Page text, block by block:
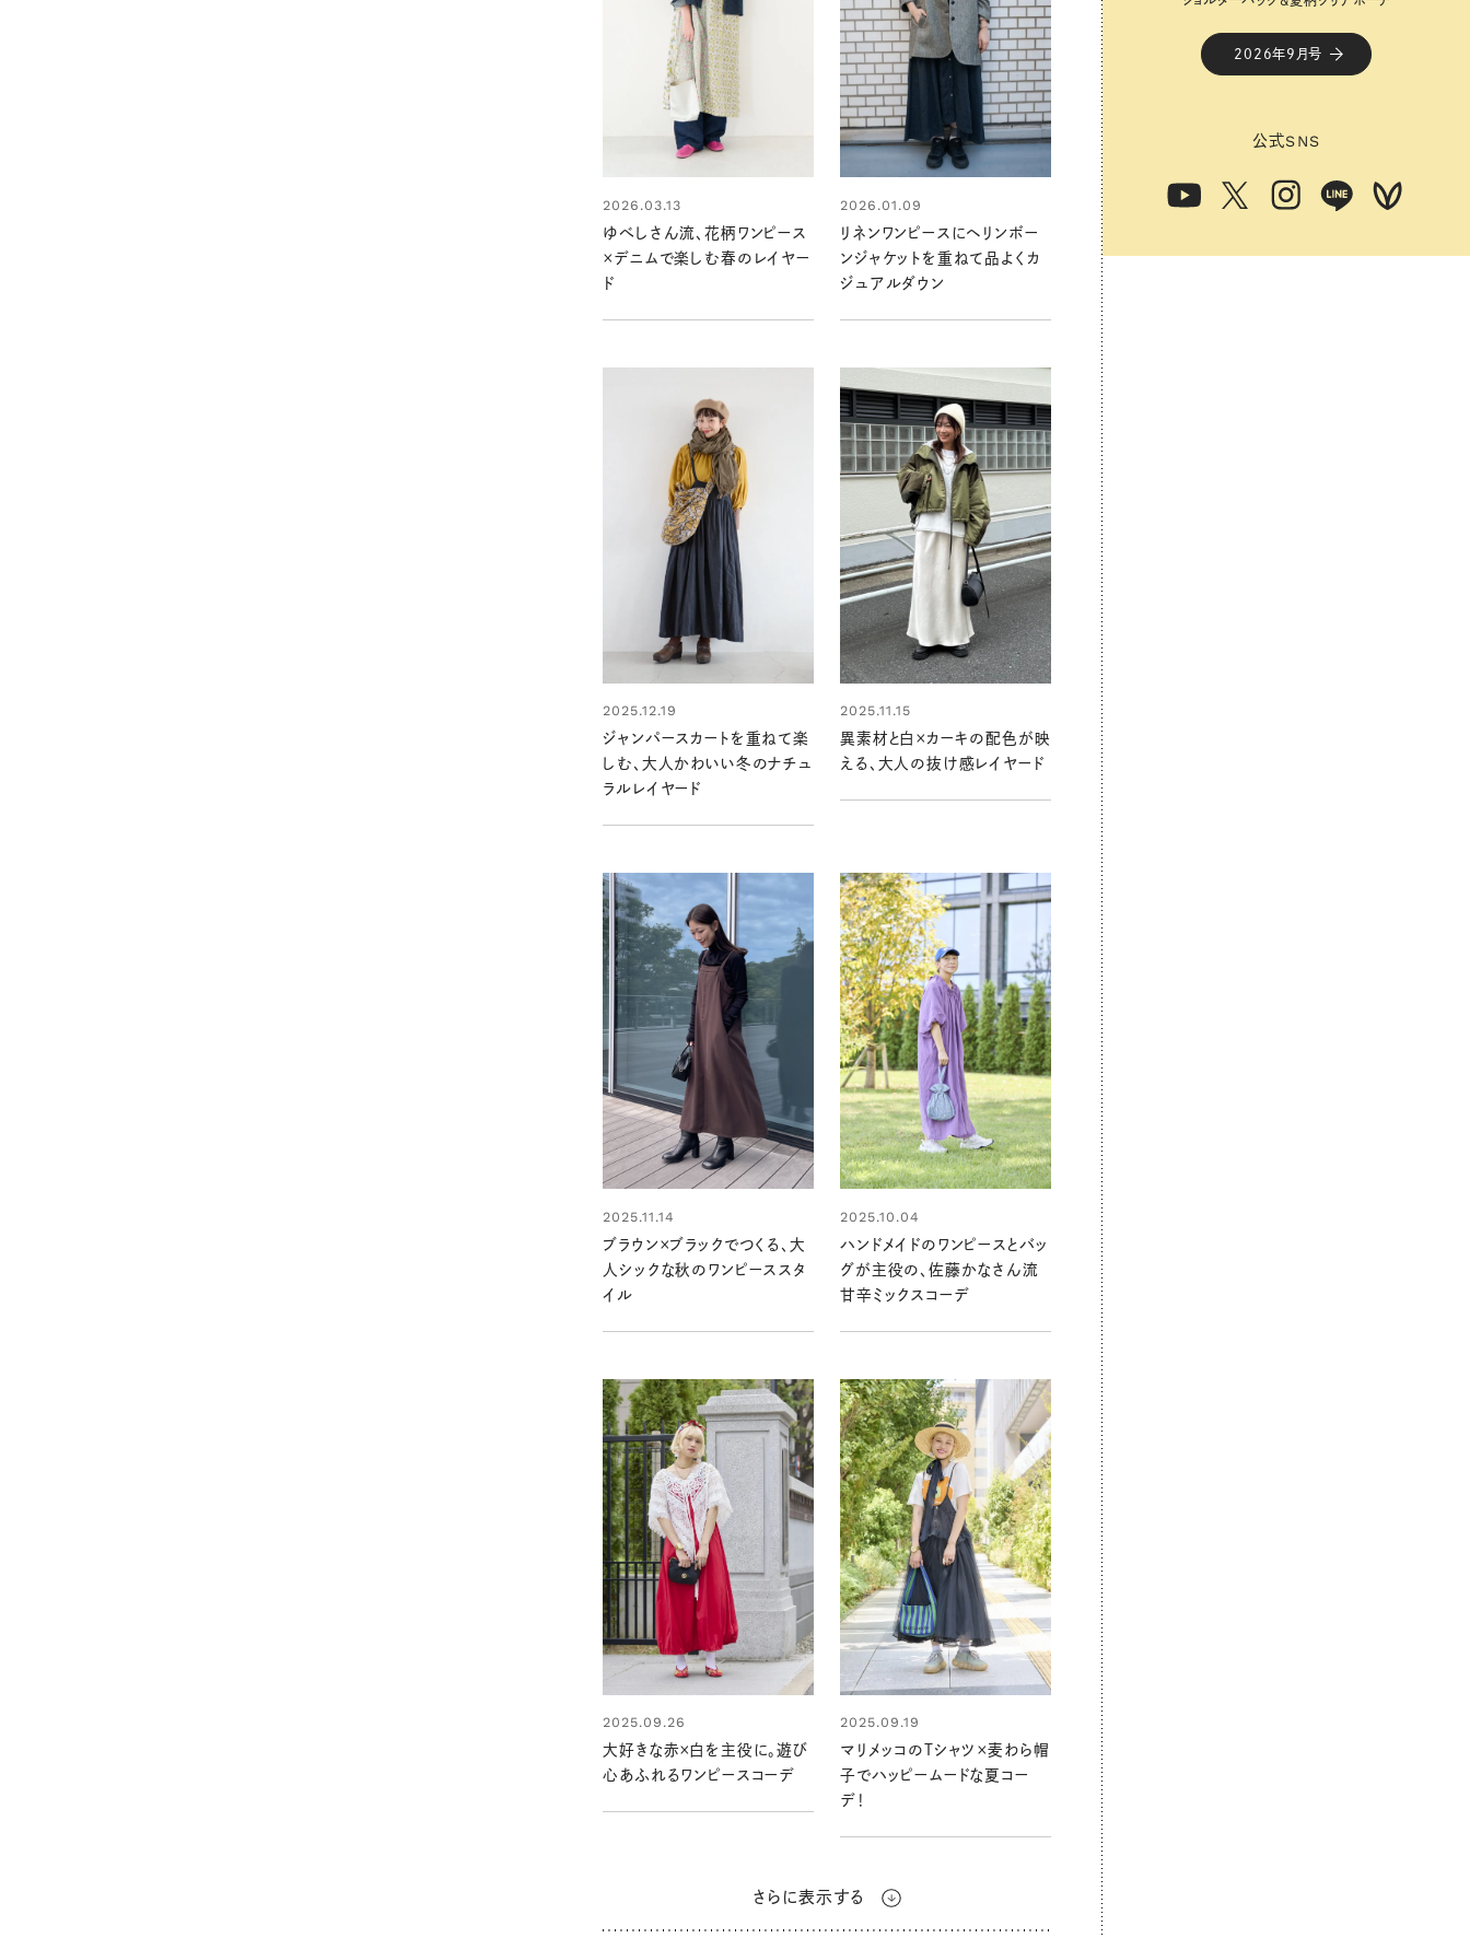
2026.03.13
ゆべしさん流、花柄ワンピース
×デニムで楽しむ春のレイヤー
ド
2026.01.09
リネンワンピースにヘリンボー
ンジャケットを重ねて品よくカ
ジュアルダウン
2025.12.19
ジャンパースカートを重ねて楽
しむ、大人かわいい冬のナチュ
ラルレイヤード
2025.11.15
異素材と白×カーキの配色が映
える、大人の抜け感レイヤード
2025.11.14
ブラウン×ブラックでつくる、大
人シックな秋のワンピーススタ
イル
2025.10.04
ハンドメイドのワンピースとバッ
グが主役の、佐藤かなさん流
甘辛ミックスコーデ
2025.09.26
大好きな赤×白を主役に。遊び
心あふれるワンピースコーデ
2025.09.19
マリメッコのTシャツ×麦わら帽
子でハッピームードな夏コー
デ！
さらに表示する
2026年9月号
公式SNS
2026年9月号
公式SNS